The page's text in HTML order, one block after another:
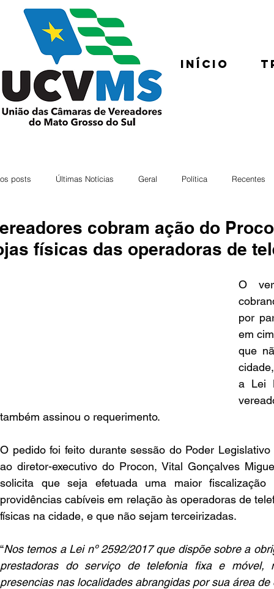
Início
posts Últimas Notícias Geral Política Recentes
cobram ação do
físicas das operadoras de
O
por
em
que
a Lei
também assinou o requerimento.
O pedido foi feito durante sessão do Poder
ao diretor-executivo do Procon, Vital Gonçalves
solicita que seja efetuada uma maior
providências cabíveis em relação às operadoras de
físicas na cidade, e que não sejam terceirizadas.
“Nos temos a Lei nº 2592/2017 que dispõe sobre a
prestadoras do serviço de telefonia fixa e móvel,
presencias nas localidades abrangidas por sua área de